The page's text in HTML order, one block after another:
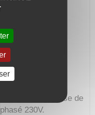
utilisé sur laveuse de
230V.